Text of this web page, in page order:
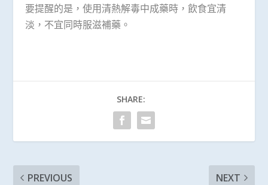
要提醒的是，使用清熱解毒中成藥時，飲食宜清
淡，不宜同時服滋補藥。
SHARE:
PREVIOUS NEXT